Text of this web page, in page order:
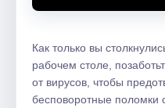
Как только вы
рабочем столе,
от вирусов, чтобы
бесповоротные поломки